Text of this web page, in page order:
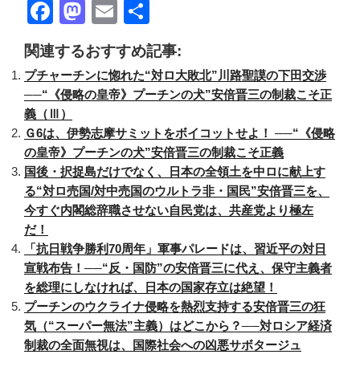
F
a
c
e
b
o
o
k
M
a
st
o
o
n
E
m
ail
有
関連するおすすめ記事:
プチャーチンに惚れた“対ロ大敗北”川路聖謨の下田交渉
──“《侵略の皇帝》プーチンの犬”安倍晋三の制裁こそ正
義（Ⅲ）
Ｇ6は、伊勢志摩サミットをボイコットせよ！ ──“《侵略
の皇帝》プーチンの犬”安倍晋三の制裁こそ正義
国後・択捉島だけでなく、日本の全領土を中ロに献上す
る“対ロ売国/対中売国のウルトラ非・国民”安倍晋三を、
今すぐ内閣総辞職させない自民党は、共産党より極左
だ！
「抗日戦争勝利70周年」軍事パレードは、習近平の対日
宣戦布告！──“反・国防”の安倍晋三に代え、保守主義者
を総理にしなければ、日本の国家存立は絶望！
プーチンのウクライナ侵略を熱烈支持する安倍晋三の狂
気（“スーパー無法”主義）はどこから？──対ロシア経済
制裁の全面無視は、国際社会への凶悪サボタージュ